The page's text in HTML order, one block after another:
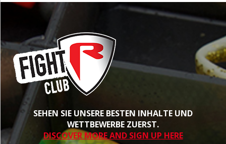
SEHEN SIE UNSERE BESTEN INHALTE UND
WETTBEWERBE ZUERST.
DISCOVER MORE AND SIGN UP HERE